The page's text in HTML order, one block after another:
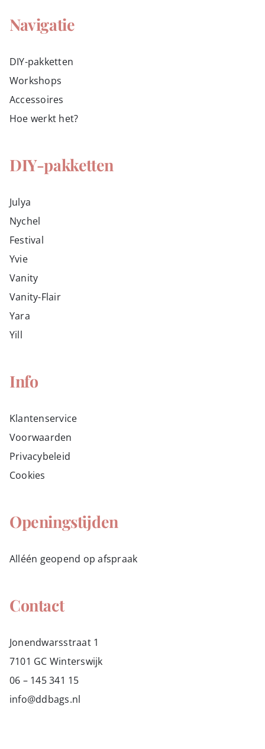
Navigatie
DIY-pakketten
Workshops
Accessoires
Hoe werkt het?
DIY-pakketten
Julya
Nychel
Festival
Yvie
Vanity
Vanity-Flair
Yara
Yill
Info
Klantenservice
Voorwaarden
Privacybeleid
Cookies
Openingstijden
Alléén geopend op afspraak
Contact
Jonendwarsstraat 1
7101 GC Winterswijk
06 – 145 341 15
info@ddbags.nl